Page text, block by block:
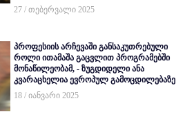
27 / თებერვალი 2025
პროფესიის არჩევაში განსაკუთრებული
როლი ითამაშა გაცვლით პროგრამებში
მონაწილეობამ, - ზუგდიდელი ანა
კვარაცხელია ევროპულ გამოცდილებაზე
18 / იანვარი 2025